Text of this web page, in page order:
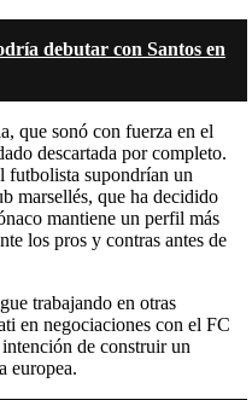
debutar con Santos en
que sonó con fuerza en el
descartada por completo.
futbolista supondrían un
marsellés, que ha decidido
mantiene un perfil más
los pros y contras antes de
trabajando en otras
en negociaciones con el FC
de construir un
europea.